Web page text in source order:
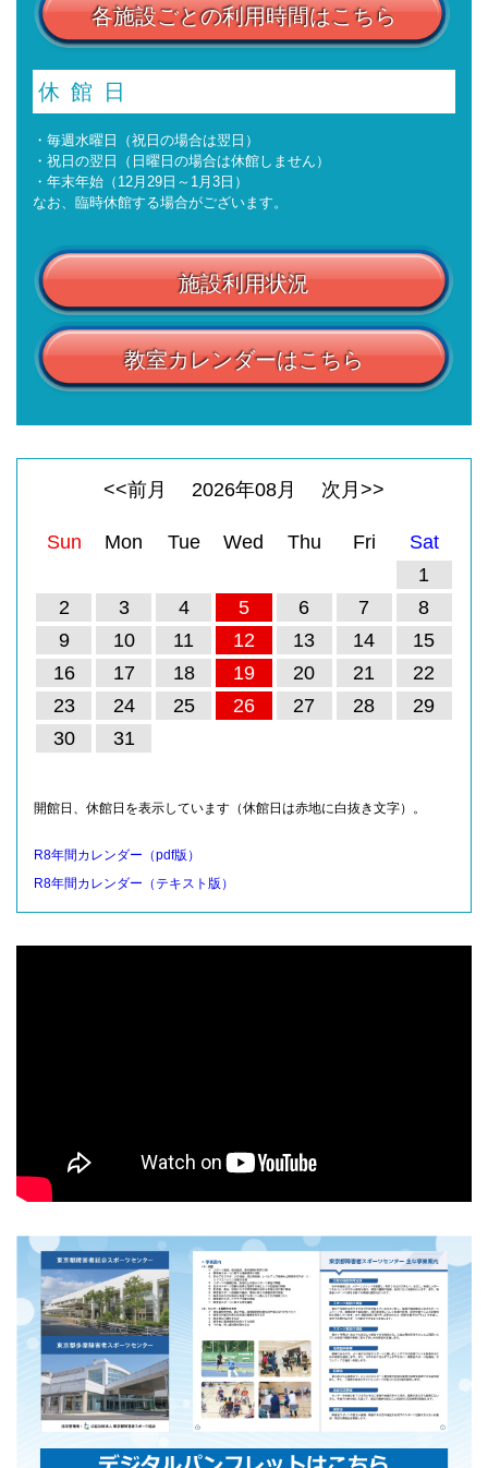
各施設ごとの利用時間はこちら
休館日
・毎週水曜日（祝日の場合は翌日）
・祝日の翌日（日曜日の場合は休館しません）
・年末年始（12月29日～1月3日）
なお、臨時休館する場合がございます。
施設利用状況
教室カレンダーはこちら
<<前月 2026年08月 次月>>
Sun Mon Tue Wed Thu Fri
Sat
1
2
3 4 5 6 7
8
9
10 11 12 13 14
15
16
17 18 19 20 21
22
23
24 25 26 27 28
29
30
31
開館日、休館日を表示しています（休館日は赤地に白抜き文字）。
R8年間カレンダー（pdf版）
R8年間カレンダー（テキスト版）